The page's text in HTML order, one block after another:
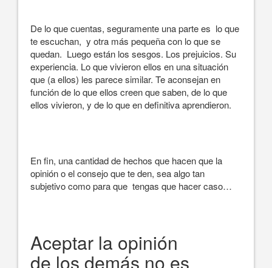
De lo que cuentas, seguramente una parte es lo que
te escuchan, y otra más pequeña con lo que se
quedan. Luego están los sesgos. Los prejuicios. Su
experiencia. Lo que vivieron ellos en una situación
que (a ellos) les parece similar. Te aconsejan en
función de lo que ellos creen que saben, de lo que
ellos vivieron, y de lo que en definitiva aprendieron.
En fin, una cantidad de hechos que hacen que la
opinión o el consejo que te den, sea algo tan
subjetivo como para que tengas que hacer caso…
Aceptar la opinión
de los demás no es